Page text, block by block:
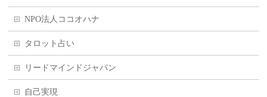
NPO法人ココオハナ
タロット占い
リードマインドジャパン
自己実現